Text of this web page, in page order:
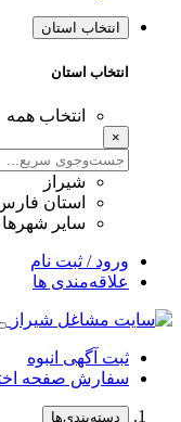
انتخاب استان
انتخاب استان
انتخاب همه
×
شیراز
استان
سایر شهرها
ورود / ثبت نام
علاقه‌مندی ها
ثبت آگهی انبوه
سفارش صفحه
دسته‌بندی‌ها